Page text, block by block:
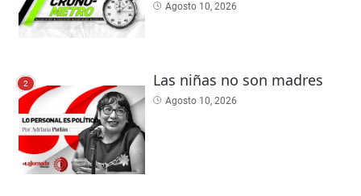
Agosto 10, 2026
2 Las niñas no son madres
Agosto 10, 2026